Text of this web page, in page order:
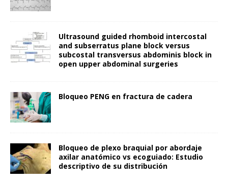
Ultrasound guided rhomboid intercostal
and subserratus plane block versus
subcostal transversus abdominis block in
open upper abdominal surgeries
Bloqueo PENG en fractura de cadera
Bloqueo de plexo braquial por abordaje
axilar anatómico vs ecoguiado: Estudio
descriptivo de su distribución